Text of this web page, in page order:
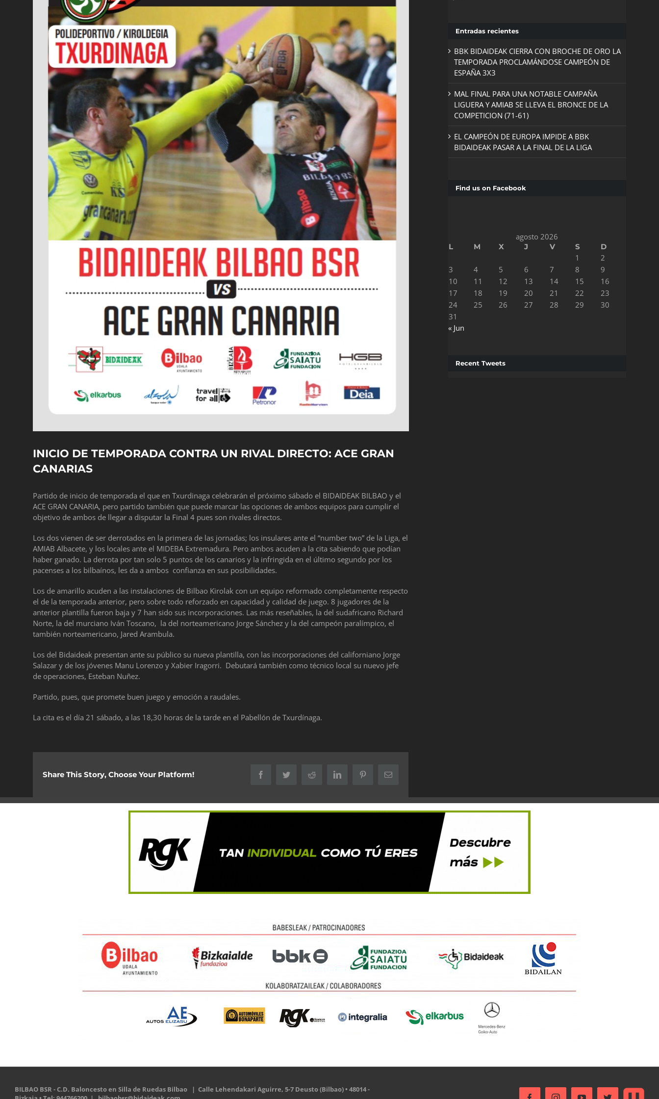
INICIO DE TEMPORADA CONTRA UN RIVAL DIRECTO: ACE GRAN
CANARIAS
Partido de inicio de temporada el que en Txurdinaga celebrarán el próximo sábado el BIDAIDEAK BILBAO y el
ACE GRAN CANARIA, pero partido también que puede marcar las opciones de ambos equipos para cumplir el
objetivo de ambos de llegar a disputar la Final 4 pues son rivales directos.
Los dos vienen de ser derrotados en la primera de las jornadas; los insulares ante el “number two” de la Liga, el
AMIAB Albacete, y los locales ante el MIDEBA Extremadura. Pero ambos acuden a la cita sabiendo que podían
haber ganado. La derrota por tan solo 5 puntos de los canarios y la infringida en el último segundo por los
pacenses a los bilbaínos, les da a ambos confianza en sus posibilidades.
Los de amarillo acuden a las instalaciones de Bilbao Kirolak con un equipo reformado completamente respecto
el de la temporada anterior, pero sobre todo reforzado en capacidad y calidad de juego. 8 jugadores de la
anterior plantilla fueron baja y 7 han sido sus incorporaciones. Las más reseñables, la del sudafricano Richard
Norte, la del murciano Iván Toscano, la del norteamericano Jorge Sánchez y la del campeón paralímpico, el
también norteamericano, Jared Arambula.
Los del Bidaideak presentan ante su público su nueva plantilla, con las incorporaciones del californiano Jorge
Salazar y de los jóvenes Manu Lorenzo y Xabier Iragorri. Debutará también como técnico local su nuevo jefe
de operaciones, Esteban Nuñez.
Partido, pues, que promete buen juego y emoción a raudales.
La cita es el día 21 sábado, a las 18,30 horas de la tarde en el Pabellón de Txurdínaga.
Share This Story, Choose Your Platform! FacebookTwitter Reddit LinkedIn PinterestCorreo
Entradas recientes
BBK BIDAIDEAK CIERRA CON BROCHE DE ORO LA
TEMPORADA PROCLAMÁNDOSE CAMPEÓN DE
ESPAÑA 3X3
MAL FINAL PARA UNA NOTABLE CAMPAÑA
LIGUERA Y AMIAB SE LLEVA EL BRONCE DE LA
COMPETICION (71-61)
EL CAMPEÓN DE EUROPA IMPIDE A BBK
BIDAIDEAK PASAR A LA FINAL DE LA LIGA
Find us on Facebook
agosto 2026
L M X J V S D
1
2
3
4 5 6 7 8
9
10
11 12 13 14 15
16
17
18 19 20 21 22
23
24
25 26 27 28 29
30
31
« Jun
Recent Tweets
BILBAO BSR - C.D. Baloncesto en Silla de Ruedas Bilbao | Calle Lehendakari Aguirre, 5-7 Deusto (Bilbao) • 48014 -
FacebookInstagramYouTubeTwitter
Ustream